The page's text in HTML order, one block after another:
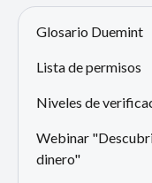
Glosario Duemint
Lista de permisos
Niveles de
Webinar
dinero"